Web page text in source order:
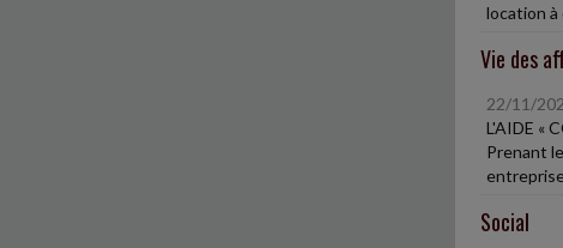
location à
Vie des
22/11/
L'AIDE «
Prenant
Social